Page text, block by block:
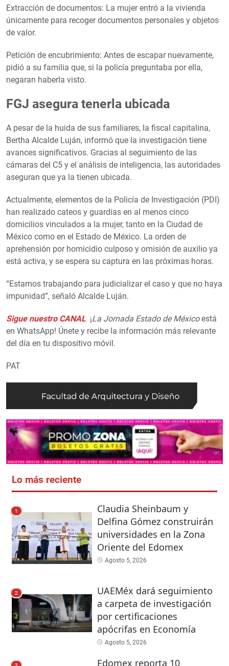
Extracción de documentos: La mujer entró a la vivienda
únicamente para recoger documentos personales y objetos
de valor.
Petición de encubrimiento: Antes de escapar nuevamente,
pidió a su familia que, si la policía preguntaba por ella,
negaran haberla visto.
FGJ asegura tenerla ubicada
A pesar de la huida de sus familiares, la fiscal capitalina,
Bertha Alcalde Luján, informó que la investigación tiene
avances significativos. Gracias al seguimiento de las
cámaras del C5 y el análisis de inteligencia, las autoridades
aseguran que ya la tienen ubicada.
Actualmente, elementos de la Policía de Investigación (PDI)
han realizado cateos y guardias en al menos cinco
domicilios vinculados a la mujer, tanto en la Ciudad de
México como en el Estado de México. La orden de
aprehensión por homicidio culposo y omisión de auxilio ya
está activa, y se espera su captura en las próximas horas.
“Estamos trabajando para judicializar el caso y que no haya
impunidad”, señaló Alcalde Luján.
Sigue nuestro CANAL ¡La Jornada Estado de Méxicoestá
en WhatsApp! Únete y recibe la información más relevante
del día en tu dispositivo móvil.
PAT
Lo más reciente
1
Claudia Sheinbaum y
Delfina Gómez construirán
universidades en la Zona
Oriente del Edomex
Agosto 5, 2026
2
UAEMéx dará seguimiento
a carpeta de investigación
por certificaciones
apócrifas en Economía
Agosto 5, 2026
Edomex reporta 10